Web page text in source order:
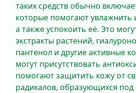
таких средств обычно
которые помогают увлажнить
а также успокоить её. Это
экстракты растений,
пантенол и другие активные
могут присутствовать
помогают защитить кожу от
радикалов, образующихся под